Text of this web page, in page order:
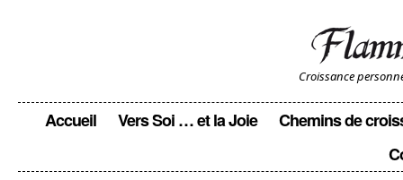
Croissance
Accueil Vers Soi … et la Joie
Chemins de